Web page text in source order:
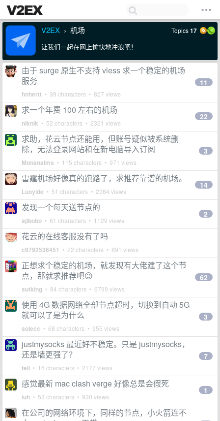
V2EX › 机场 Topics17
让我们一起在网上愉快地冲浪吧！
由于 surge 原生不支持 vless 求一个稳定的机场
服务
hnhertt • 39 characters • 827 views
11
求一个年费 100 左右的机场
niknik • 52 characters • 2321 views
22
求助，花云节点还能用，但账号疑似被系统删
除，无法登录网站和在新电脑导入订阅
Monanalms • 115 characters • 971 views
3
雷霆机场好像真的跑路了，求推荐靠谱的机场。
Luoyide • 51 characters • 2384 views
14
发现一个每天送节点的
ajibobo • 61 characters • 1129 views
2
花云的在线客服没有了吗
c9792536451 • 22 characters • 891 views
正想求个稳定的机场，就发现有大佬建了这个节
点，那就求推荐吧😉
sutking • 84 characters • 6799 views
62
使用 4G 数据网络全部节点超时，切换到自动 5G
就可以了是为什么
solecc • 68 characters • 955 views
3
justmysocks 最近好不稳定。只是 justmysocks，
还是墙更强了？
teli • 16 characters • 2177 views
7
感觉最新 mac clash verge 好像总是会假死
iuh • 53 characters • 930 views
1
在公司的网络环境下，同样的节点，小火箭连不